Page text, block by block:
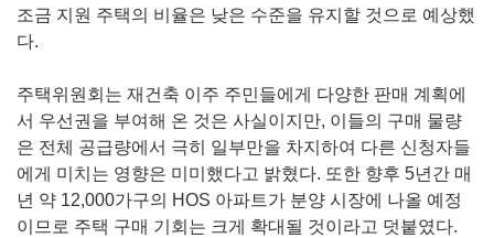
조금 지원 주택의 비율은 낮은 수준을 유지할 것으로 예상했
다.
주택위원회는 재건축 이주 주민들에게 다양한 판매 계획에
서 우선권을 부여해 온 것은 사실이지만, 이들의 구매 물량
은 전체 공급량에서 극히 일부만을 차지하여 다른 신청자들
에게 미치는 영향은 미미했다고 밝혔다. 또한 향후 5년간 매
년 약 12,000가구의 HOS 아파트가 분양 시장에 나올 예정
이므로 주택 구매 기회는 크게 확대될 것이라고 덧붙였다.